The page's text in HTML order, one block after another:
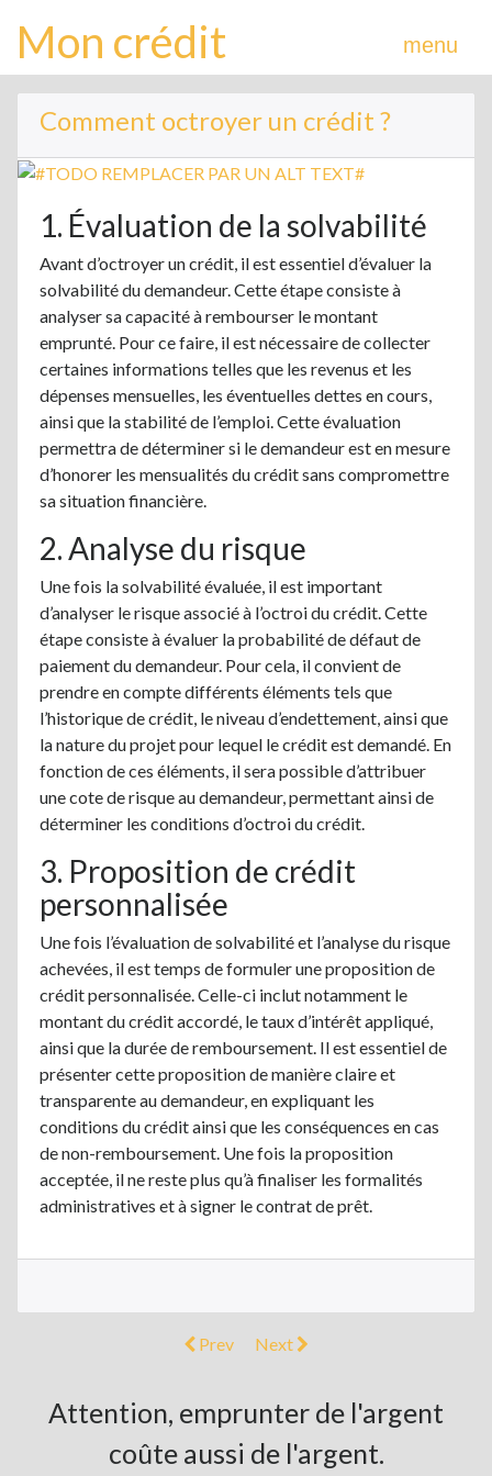
Mon crédit menu
Comment octroyer un crédit ?
1. Évaluation de la solvabilité
Avant d’octroyer un crédit, il est essentiel d’évaluer la
solvabilité du demandeur. Cette étape consiste à
analyser sa capacité à rembourser le montant
emprunté. Pour ce faire, il est nécessaire de collecter
certaines informations telles que les revenus et les
dépenses mensuelles, les éventuelles dettes en cours,
ainsi que la stabilité de l’emploi. Cette évaluation
permettra de déterminer si le demandeur est en mesure
d’honorer les mensualités du crédit sans compromettre
sa situation financière.
2. Analyse du risque
Une fois la solvabilité évaluée, il est important
d’analyser le risque associé à l’octroi du crédit. Cette
étape consiste à évaluer la probabilité de défaut de
paiement du demandeur. Pour cela, il convient de
prendre en compte différents éléments tels que
l’historique de crédit, le niveau d’endettement, ainsi que
la nature du projet pour lequel le crédit est demandé. En
fonction de ces éléments, il sera possible d’attribuer
une cote de risque au demandeur, permettant ainsi de
déterminer les conditions d’octroi du crédit.
3. Proposition de crédit
personnalisée
Une fois l’évaluation de solvabilité et l’analyse du risque
achevées, il est temps de formuler une proposition de
crédit personnalisée. Celle-ci inclut notamment le
montant du crédit accordé, le taux d’intérêt appliqué,
ainsi que la durée de remboursement. Il est essentiel de
présenter cette proposition de manière claire et
transparente au demandeur, en expliquant les
conditions du crédit ainsi que les conséquences en cas
de non-remboursement. Une fois la proposition
acceptée, il ne reste plus qu’à finaliser les formalités
administratives et à signer le contrat de prêt.
Prev Next
Attention, emprunter de l'argent
coûte aussi de l'argent.